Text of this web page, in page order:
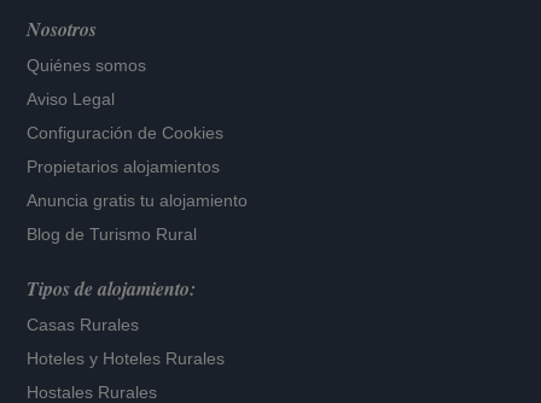
Nosotros
Quiénes somos
Aviso Legal
Configuración de Cookies
Propietarios alojamientos
Anuncia gratis tu alojamiento
Blog de Turismo Rural
Tipos de alojamiento:
Casas Rurales
Hoteles y Hoteles Rurales
Hostales Rurales